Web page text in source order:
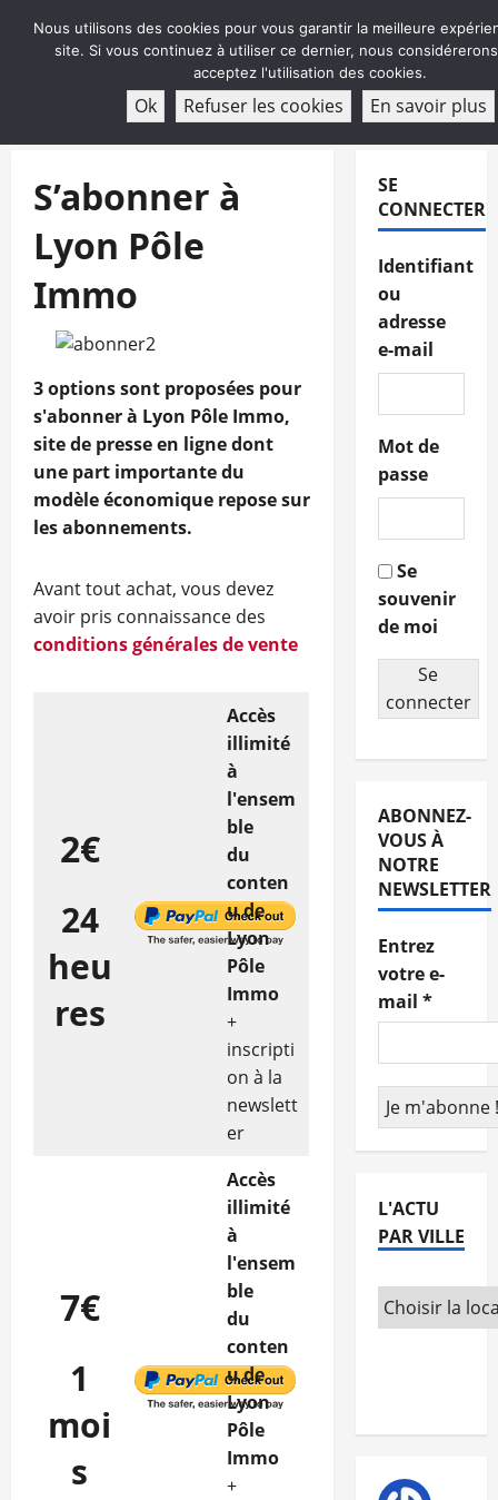
ABONNEMENT
S’abonner à
Lyon Pôle
Immo
3 options sont proposées pour
s'abonner à Lyon Pôle Immo,
site de presse en ligne dont
une part importante du
modèle économique repose sur
les abonnements.
Avant tout achat, vous devez
avoir pris connaissance des
conditions générales de vente
2€
24
heu
res
Accès
illimité
à
l'ensem
ble
du
conten
u de
Lyon
Pôle
Immo
+
inscripti
on à la
newslett
er
7€
1
moi
s
Accès
illimité
à
l'ensem
ble
du
conten
u de
Lyon
Pôle
Immo
+
SE
CONNECTER
Identifiant
ou
adresse
e-mail
Mot de
passe
Se
souvenir
de moi
Se
connecter
ABONNEZ-
VOUS À
NOTRE
NEWSLETTER
Entrez
votre e-
mail *
L'ACTU
PAR VILLE
Nous utilisons des cookies pour vous garantir la meilleure
site. Si vous continuez à utiliser ce dernier, nous
acceptez l'utilisation des cookies.
Ok Refuser les cookies En savoir plus